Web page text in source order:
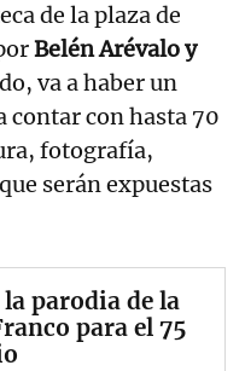
de la plaza de
Belén Arévalo y
va a haber un
contar con hasta 70
fotografía,
serán expuestas
parodia de la
para el 75